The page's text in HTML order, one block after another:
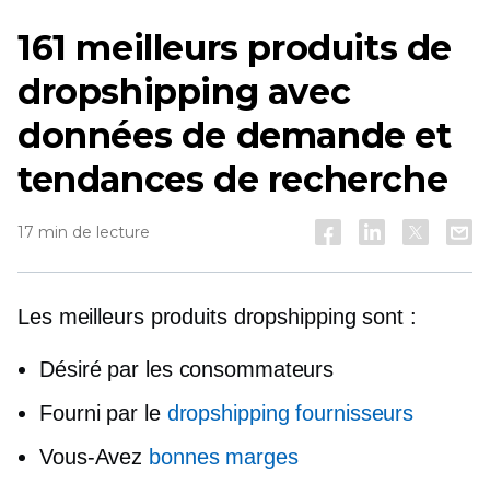
161 meilleurs produits de
dropshipping avec
données de demande et
tendances de recherche
17 min de lecture
Les meilleurs produits dropshipping sont :
Désiré par les consommateurs
Fourni par le dropshipping fournisseurs
Vous-Avez bonnes marges